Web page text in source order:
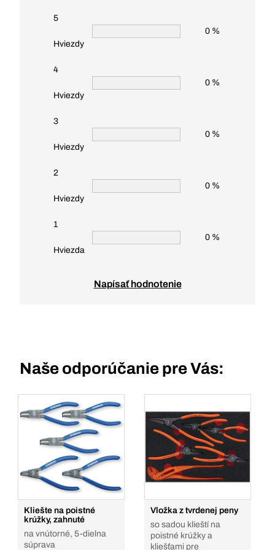
5
Hviezdy
0 %
4
Hviezdy
0 %
3
Hviezdy
0 %
2
Hviezdy
0 %
1
Hviezda
0 %
Napísať hodnotenie
Naše odporúčanie pre Vás:
Kliešte na poistné
krúžky, zahnuté
na vnútorné, 5-dielna
súprava
Vložka z tvrdenej peny
so sadou klieští na
poistné krúžky a
kliešťami pre